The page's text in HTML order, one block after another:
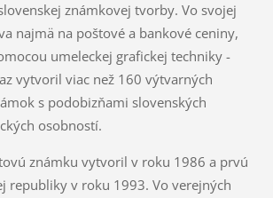
známkovej tvorby. Vo svojej
najmä na poštové a bankové ceniny,
umeleckej grafickej techniky -
vytvoril viac než 160 výtvarných
s podobizňami slovenských
osobností.
známku vytvoril v roku 1986 a prvú
republiky v roku 1993. Vo verejných